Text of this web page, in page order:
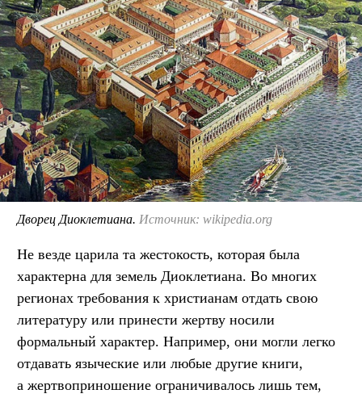
Дворец Диоклетиана. Источник: wikipedia.org
Не везде царила та жестокость, которая была
характерна для земель Диоклетиана. Во многих
регионах требования к христианам отдать свою
литературу или принести жертву носили
формальный характер. Например, они могли легко
отдавать языческие или любые другие книги,
а жертвоприношение ограничивалось лишь тем,